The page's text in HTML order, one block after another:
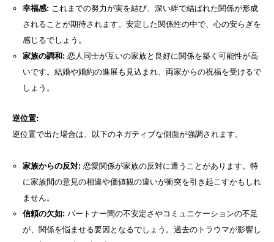
幸福感: これまでの努力が実を結び、深い絆で結ばれた関係が形成
されることが期待されます。安定した関係性の中で、心の安らぎを
感じるでしょう。
家族の調和: 恋人同士が互いの家族と良好に関係を築く可能性が高
いです。結婚や婚約の進展も見込まれ、両家からの祝福を受けるで
しょう。
逆位置:
逆位置で出た場合は、以下のネガティブな側面が強調されます。
家族からの反対: 恋愛関係が家族の反対に遭うことがあります。特
に家族間の意見の相違や価値観の違いが衝突を引き起こすかもしれ
ません。
信頼の欠如: パートナー間の不安定さやコミュニケーションの不足
が、関係を悩ませる要因となるでしょう。過去のトラウマが影響し